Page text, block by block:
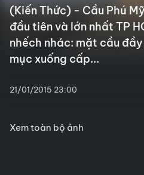
(Kiến Thức) - Cầu Phú Mỹ
đầu tiên và lớn nhất TP
nhếch nhác: mặt cầu
mục xuống cấp...
21/01/2015 23:00
Xem toàn bộ ảnh